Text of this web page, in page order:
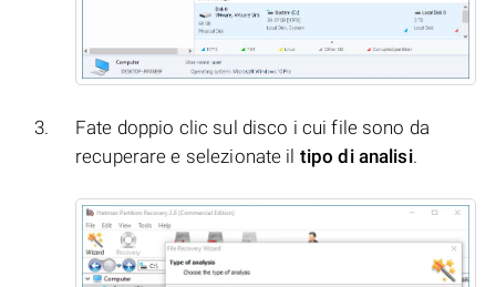
Fate doppio clic sul disco i cui file sono da
recuperare e selezionate il tipo di analisi.